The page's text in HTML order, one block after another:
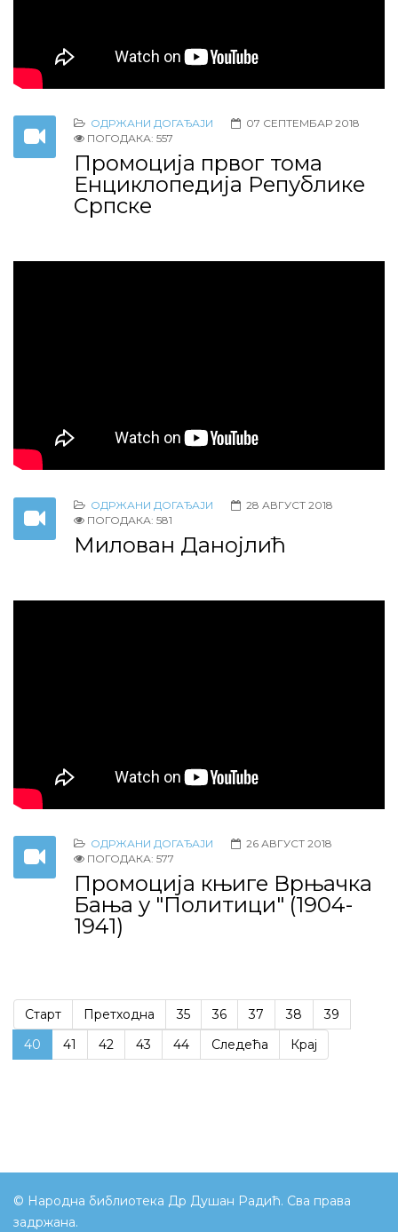
ОДРЖАНИ ДОГАЂАЈИ
07 СЕПТЕМБАР 2018
ПОГОДАКА: 557
Промоција првог тома
Енциклопедија Републике
Српске
ОДРЖАНИ ДОГАЂАЈИ
28 АВГУСТ 2018
ПОГОДАКА: 581
Милован Данојлић
ОДРЖАНИ ДОГАЂАЈИ
26 АВГУСТ 2018
ПОГОДАКА: 577
Промоција књиге Врњачка
Бања у "Политици" (1904-
1941)
Старт Претходна 35 36 37 38
39
40
41 42 43 44 Следећа Крај
© Народна библиотека Др Душан Радић. Сва права
задржана.